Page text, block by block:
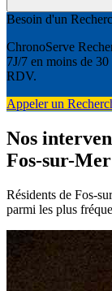
Besoin d'un
ChronoServe
7J/7 en moins de
RDV.
Appeler un
Nos
Fos-sur-
Résidents de Fos-
parmi les plus